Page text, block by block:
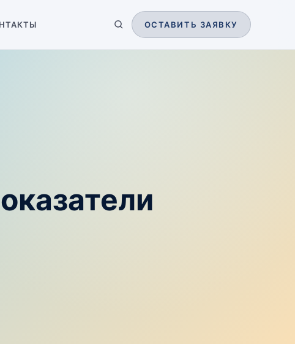
ОСТАВИТЬ ЗАЯВКУ